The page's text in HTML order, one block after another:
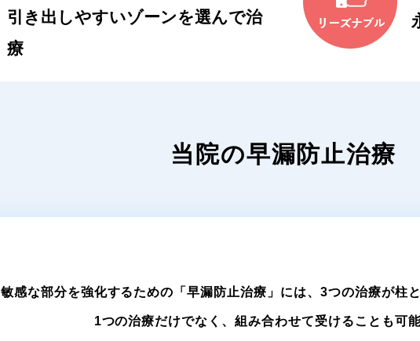
引き出しやすいゾーンを選んで治
療
当院の早漏防止治療
敏感な部分を強化するための「早漏防止治療」には、 3つの治療が柱
1つの治療だけでなく、組み合わせて受けることも可能